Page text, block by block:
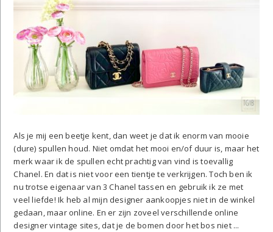
Als je mij een beetje kent, dan weet je dat ik enorm van mooie
(dure) spullen houd. Niet omdat het mooi en/of duur is, maar het
merk waar ik de spullen echt prachtig van vind is toevallig
Chanel. En dat is niet voor een tientje te verkrijgen. Toch ben ik
nu trotse eigenaar van 3 Chanel tassen en gebruik ik ze met
veel liefde! Ik heb al mijn designer aankoopjes niet in de winkel
gedaan, maar online. En er zijn zoveel verschillende online
designer vintage sites, dat je de bomen door het bos niet ...